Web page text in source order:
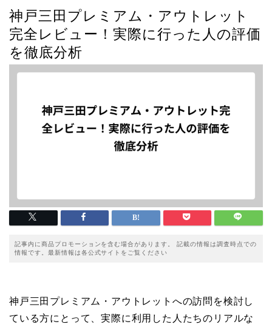
神戸三田プレミアム・アウトレット
完全レビュー！実際に行った人の評価
を徹底分析
記事内に商品プロモーションを含む場合があります。 記載の情報は調査時点での
情報です。最新情報は各公式サイトをご覧ください
神戸三田プレミアム・アウトレットへの訪問を検討し
ている方にとって、実際に利用した人たちのリアルな